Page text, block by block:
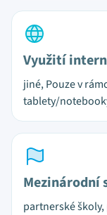
Využití
jiné, Pouze v
tablety/
Mezinárodní
partnerské